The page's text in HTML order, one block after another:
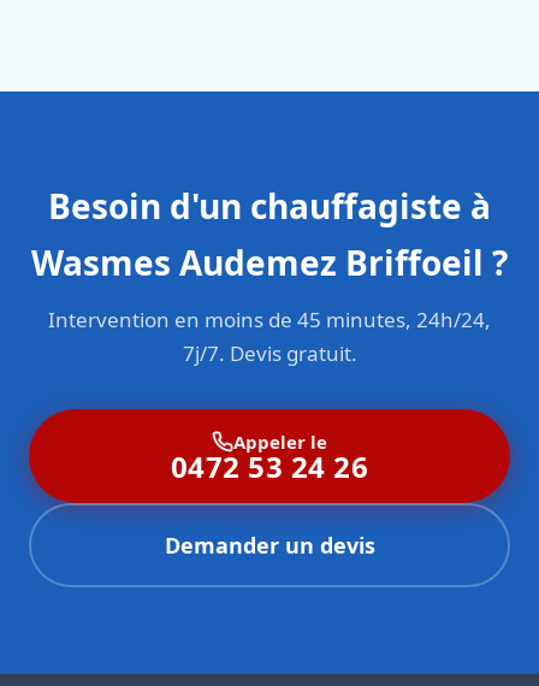
Besoin d'un chauffagiste à
Wasmes Audemez Briffoeil ?
Intervention en moins de 45 minutes, 24h/24,
7j/7. Devis gratuit.
Appeler le
0472 53 24 26
Demander un devis